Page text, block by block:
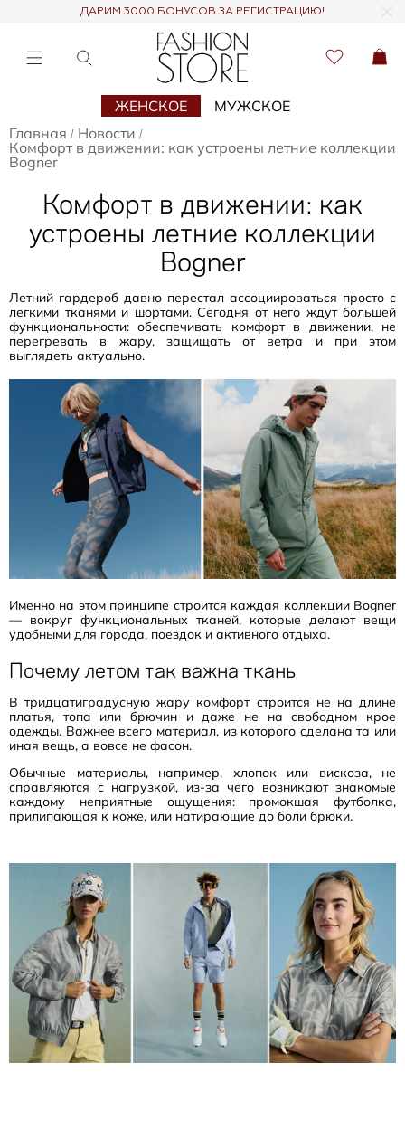
ДАРИМ 3000 БОНУСОВ ЗА РЕГИСТРАЦИЮ!
ЖЕНСКОЕ
МУЖСКОЕ
Главная / Новости /
Комфорт в движении: как устроены летние коллекции
Bogner
Комфорт в движении: как
устроены летние коллекции
Bogner
Летний гардероб давно перестал ассоциироваться просто с
легкими тканями и шортами. Сегодня от него ждут большей
функциональности: обеспечивать комфорт в движении, не
перегревать в жару, защищать от ветра и при этом
выглядеть актуально.
Именно на этом принципе строится каждая коллекции Bogner
— вокруг функциональных тканей, которые делают вещи
удобными для города, поездок и активного отдыха.
Почему летом так важна ткань
В тридцатиградусную жару комфорт строится не на длине
платья, топа или брючин и даже не на свободном крое
одежды. Важнее всего материал, из которого сделана та или
иная вещь, а вовсе не фасон.
Обычные материалы, например, хлопок или вискоза, не
справляются с нагрузкой, из-за чего возникают знакомые
каждому неприятные ощущения: промокшая футболка,
прилипающая к коже, или натирающие до боли брюки.